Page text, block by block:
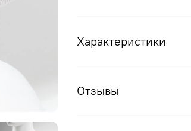
Характеристики
Отзывы